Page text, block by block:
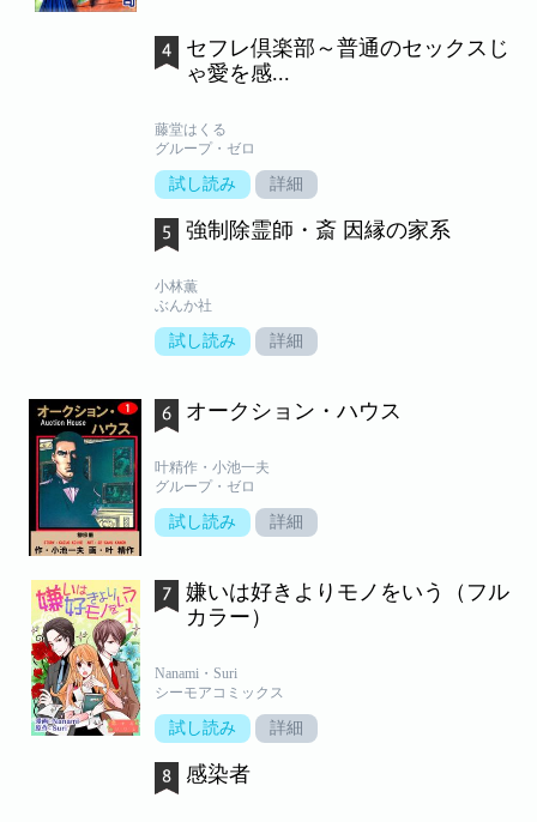
セフレ倶楽部～普通のセックスじ
ゃ愛を感...
藤堂はくる
グループ・ゼロ
試し読み 詳細
強制除霊師・斎 因縁の家系
小林薫
ぶんか社
試し読み 詳細
オークション・ハウス
叶精作・小池一夫
グループ・ゼロ
試し読み 詳細
嫌いは好きよりモノをいう（フル
カラー）
Nanami・Suri
シーモアコミックス
試し読み 詳細
感染者